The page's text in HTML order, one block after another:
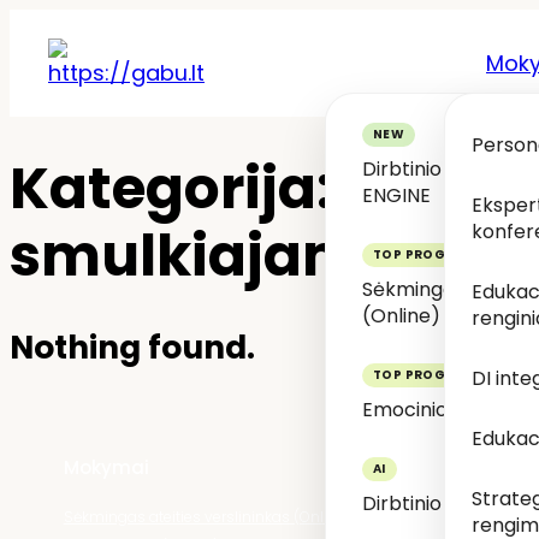
Dirbtinio intelekto
ENGINE
Sėkmingas
(Online)
Emocinio intelekto
Dirbtinio intelekto
DI
Kategorija:
smulkiajam
Nothing found.
Emocinio
Kontaktai